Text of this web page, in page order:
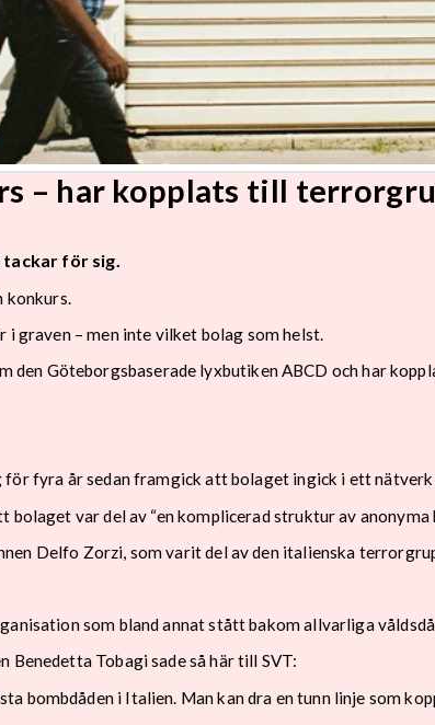
– har kopplats till
tackar för sig.
konkurs.
graven – men inte vilket bolag som helst.
den Göteborgsbaserade lyxbutiken ABCD och har
för fyra år sedan framgick att bolaget ingick i ett
bolaget var del av “en komplicerad struktur av anonyma
Delfo Zorzi, som varit del av den italienska
som bland annat stått bakom allvarliga
Tobagi sade så här till SVT:
bombdåden i Italien. Man kan dra en tunn linje som